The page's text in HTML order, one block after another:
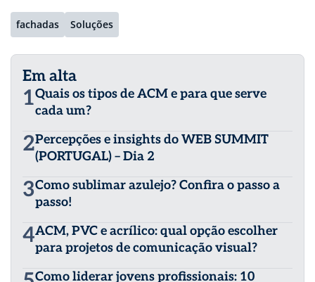
fachadas Soluções
Em alta
1Quais os tipos de ACM e para que serve
cada um?
2Percepções e insights do WEB SUMMIT
(PORTUGAL) – Dia 2
3Como sublimar azulejo? Confira o passo a
passo!
4ACM, PVC e acrílico: qual opção escolher
para projetos de comunicação visual?
Como liderar jovens profissionais: 10